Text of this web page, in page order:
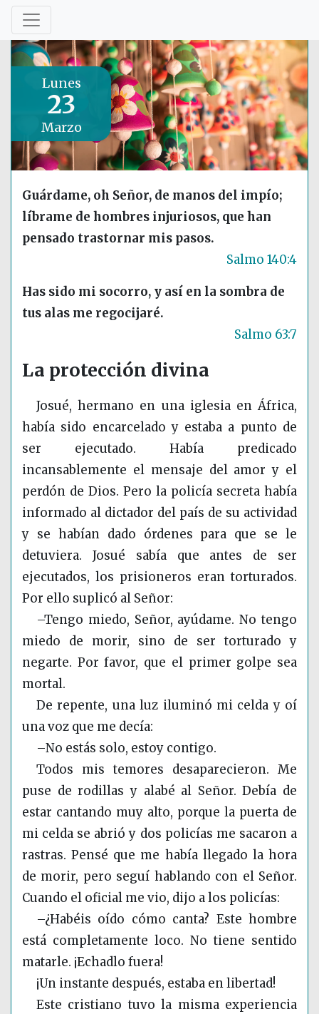
Lunes
23
Marzo
Guárdame, oh Señor, de manos del impío;
líbrame de hombres injuriosos, que han
pensado trastornar mis pasos.
Salmo 140:4
Has sido mi socorro, y así en la sombra de
tus alas me regocijaré.
Salmo 63:7
La protección divina
Josué, hermano en una iglesia en África,
había sido encarcelado y estaba a punto de
ser ejecutado. Había predicado
incansablemente el mensaje del amor y el
perdón de Dios. Pero la policía secreta había
informado al dictador del país de su actividad
y se habían dado órdenes para que se le
detuviera. Josué sabía que antes de ser
ejecutados, los prisioneros eran torturados.
Por ello suplicó al Señor:
–Tengo miedo, Señor, ayúdame. No tengo
miedo de morir, sino de ser torturado y
negarte. Por favor, que el primer golpe sea
mortal.
De repente, una luz iluminó mi celda y oí
una voz que me decía:
–No estás solo, estoy contigo.
Todos mis temores desaparecieron. Me
puse de rodillas y alabé al Señor. Debía de
estar cantando muy alto, porque la puerta de
mi celda se abrió y dos policías me sacaron a
rastras. Pensé que me había llegado la hora
de morir, pero seguí hablando con el Señor.
Cuando el oficial me vio, dijo a los policías:
–¿Habéis oído cómo canta? Este hombre
está completamente loco. No tiene sentido
matarle. ¡Echadlo fuera!
¡Un instante después, estaba en libertad!
Este cristiano tuvo la misma experiencia